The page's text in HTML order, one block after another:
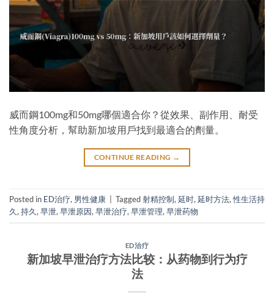
威而鋼100mg和50mg哪個適合你？從效果、副作用、耐受
性角度分析，幫助新加坡用戶找到最適合的劑量。
CONTINUE READING →
Posted in ED治疗, 男性健康 Tagged射精控制, 延时, 延时方法,性生活持
久, 持久, 早泄, 早泄原因, 早泄治疗, 早泄管理, 早泄药物
ED治疗
新加坡早泄治疗方法比较：从药物到行为疗
法